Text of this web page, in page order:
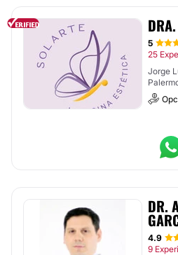
5
25
Jorge
DR.
4.9
9